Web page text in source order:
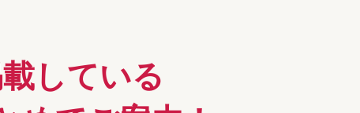
している